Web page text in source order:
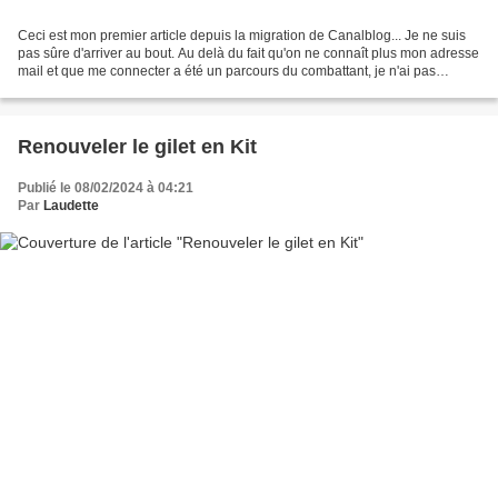
Ceci est mon premier article depuis la migration de Canalblog... Je ne suis
pas sûre d'arriver au bout. Au delà du fait qu'on ne connaît plus mon adresse
mail et que me connecter a été un parcours du combattant, je n'ai pas
Renouveler le gilet en Kit
Publié le 08/02/2024 à 04:21
Par Laudette